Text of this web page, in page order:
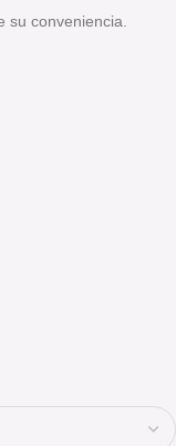
su conveniencia.